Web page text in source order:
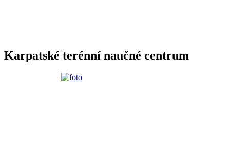
Karpatské terénní naučné centrum